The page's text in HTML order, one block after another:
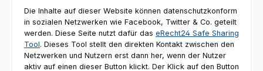
Die Inhalte auf dieser Website können datenschutzkonform
in sozialen Netzwerken wie Facebook, Twitter & Co. geteilt
werden. Diese Seite nutzt dafür das eRecht24 Safe Sharing
Tool. Dieses Tool stellt den direkten Kontakt zwischen den
Netzwerken und Nutzern erst dann her, wenn der Nutzer
aktiv auf einen dieser Button klickt. Der Klick auf den Button